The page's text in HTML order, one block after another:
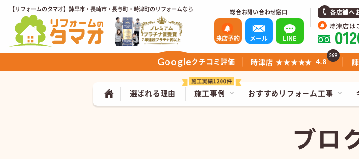
【リフォームのタマオ】諫早市・長崎市・長与町・時津町のリフォームなら 総合お問い合わせ窓口
来店予約 メール LINE
各店舗へ
時津店は
施工事例 おすすめリフォーム工事
選ばれる理由
Googleクチコミ評価 時津店 ★★★★★ 4.8
269
ブロ